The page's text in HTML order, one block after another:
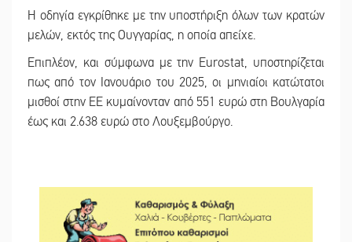
Η οδηγία εγκρίθηκε με την υποστήριξη όλων των κρατών
μελών, εκτός της Ουγγαρίας, η οποία απείχε.
Επιπλέον, και σύμφωνα με την Eurostat, υποστηρίζεται
πως από τον Ιανουάριο του 2025, οι μηνιαίοι κατώτατοι
μισθοί στην ΕΕ κυμαίνονταν από 551 ευρώ στη Βουλγαρία
έως και 2.638 ευρώ στο Λουξεμβούργο.